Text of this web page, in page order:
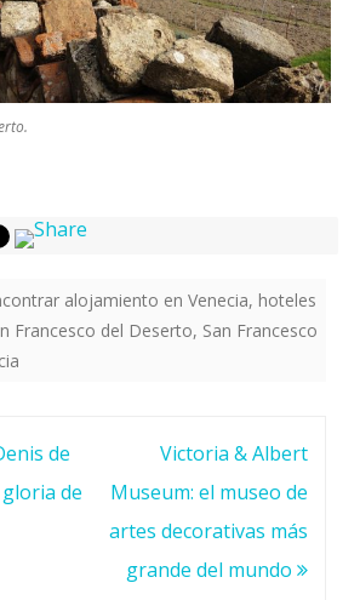
alojamiento en Venecia, hoteles
Francesco del Deserto, San Francesco
de
de
Victoria & Albert
Museum: el museo de
artes decorativas más
grande del mundo